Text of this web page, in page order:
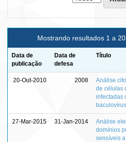
Mostrando resultados 1 a
Data de
publicação
Data de
defesa
Título
20-Out-2010 2008
Análise
de células
infectadas
27-Mar-2015 31-Jan-2014
Análise
domínios
sensíveis